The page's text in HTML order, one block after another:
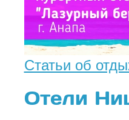
Статьи об
Отели